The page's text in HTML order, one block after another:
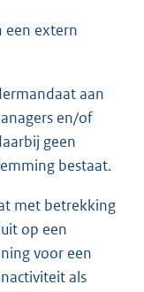
een extern
aan
en/of
geen
bestaat.
met betrekking
op een
voor een
als